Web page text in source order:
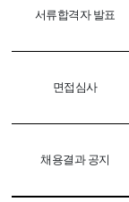
서류합격자 발표
면접심사
채용결과 공지